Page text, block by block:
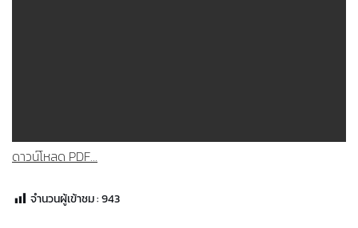
ดาวน์โหลด PDF...
จำนวนผู้เข้าชม :943